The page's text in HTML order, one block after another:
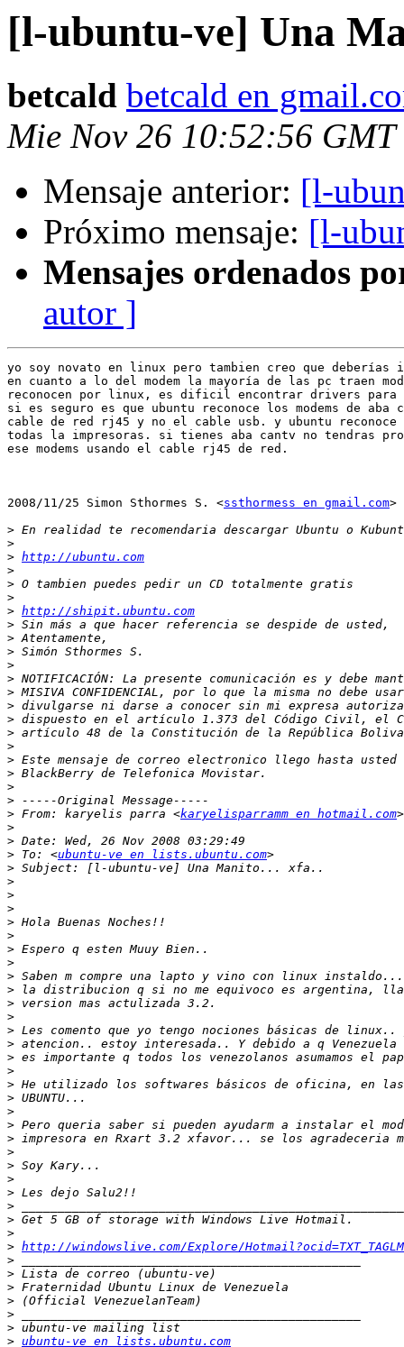
[l-ubuntu-ve] Una
betcald betcald en
Mie Nov 26 10:52:56 GMT
Mensaje anterior: [l-
Próximo mensaje: [l-
Mensajes ordenados
autor ]
yo soy novato en linux pero tambien creo que
en cuanto a lo del modem la mayoría de las pc traen
reconocen por linux, es dificil encontrar drivers para
si es seguro es que ubuntu reconoce los modems de aba
cable de red rj45 y no el cable usb. y ubuntu reconoce
todas la impresoras. si tienes aba cantv no tendras
ese modems usando el cable rj45 de red.
2008/11/25 Simon Sthormes S. <ssthormess en gmail.com>
>
>
> http://ubuntu.com
>
>
>
> http://shipit.ubuntu.com
>
>
>
>
>
>
>
>
>
>
>
>
>
>
> From: karyelis parra <karyelisparramm en hotmail.com
>
>
> To: <ubuntu-ve en lists.ubuntu.com
>
>
>
>
>
>
>
>
>
>
>
>
>
>
>
>
>
>
>
>
>
>
>
>
>
>
>
>
> http://windowslive.com/Explore/
>
>
>
>
>
>
> ubuntu-ve en lists.ubuntu.com